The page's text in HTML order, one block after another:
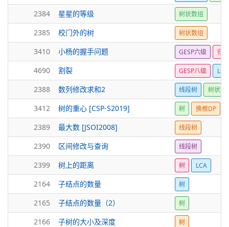
2384 星星的等级 树状数组
2385 校门外的树 树状数组
3410 小杨的握手问题 GESP六级 归
4690 割裂 GESP八级 LCA
2388 数列修改求和2 线段树 树状数
3412 树的重心 [CSP-S2019] 树 换根DP
2389 最大数 [JSOI2008] 线段树
2390 区间修改与查询 线段树
2399 树上的距离 树 LCA
2164 子结点的数量 树
2165 子结点的数量（2） 树
2166 子树的大小及深度 树